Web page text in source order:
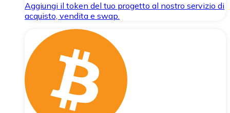
Aggiungi il token del tuo progetto al nostro servizio di
acquisto, vendita e swap.